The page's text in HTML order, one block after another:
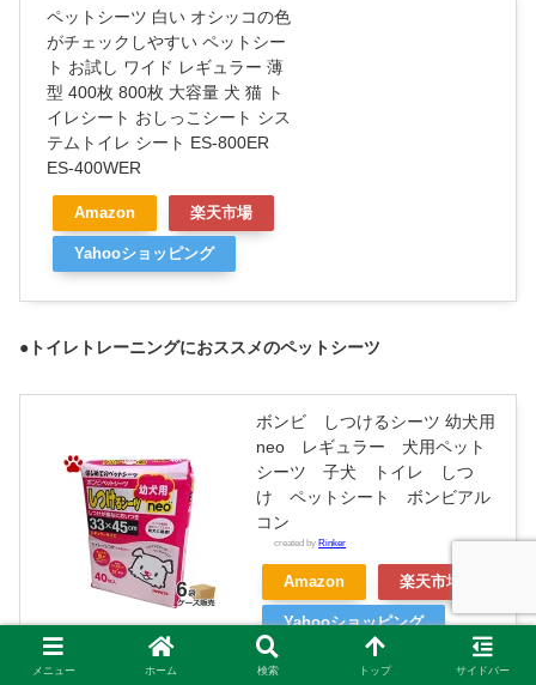
ペットシーツ 白い オシッコの色
がチェックしやすい ペットシー
ト お試し ワイド レギュラー 薄
型 400枚 800枚 大容量 犬 猫 ト
イレシート おしっこシート シス
テムトイレ シート ES-800ER
ES-400WER
Amazon 楽天市場
Yahooショッピング
●トイレトレーニングにおススメのペットシーツ
ボンビ しつけるシーツ 幼犬用
neo レギュラー 犬用ペット
シーツ 子犬 トイレ しつ
け ペットシート ボンビアル
コン
created by Rinker
Amazon 楽天市場
Yahooショッピング
メニュー ホーム 検索 トップ サイドバー